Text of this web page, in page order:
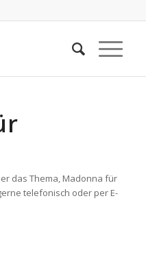
das Thema, Madonna für
telefonisch oder per E-